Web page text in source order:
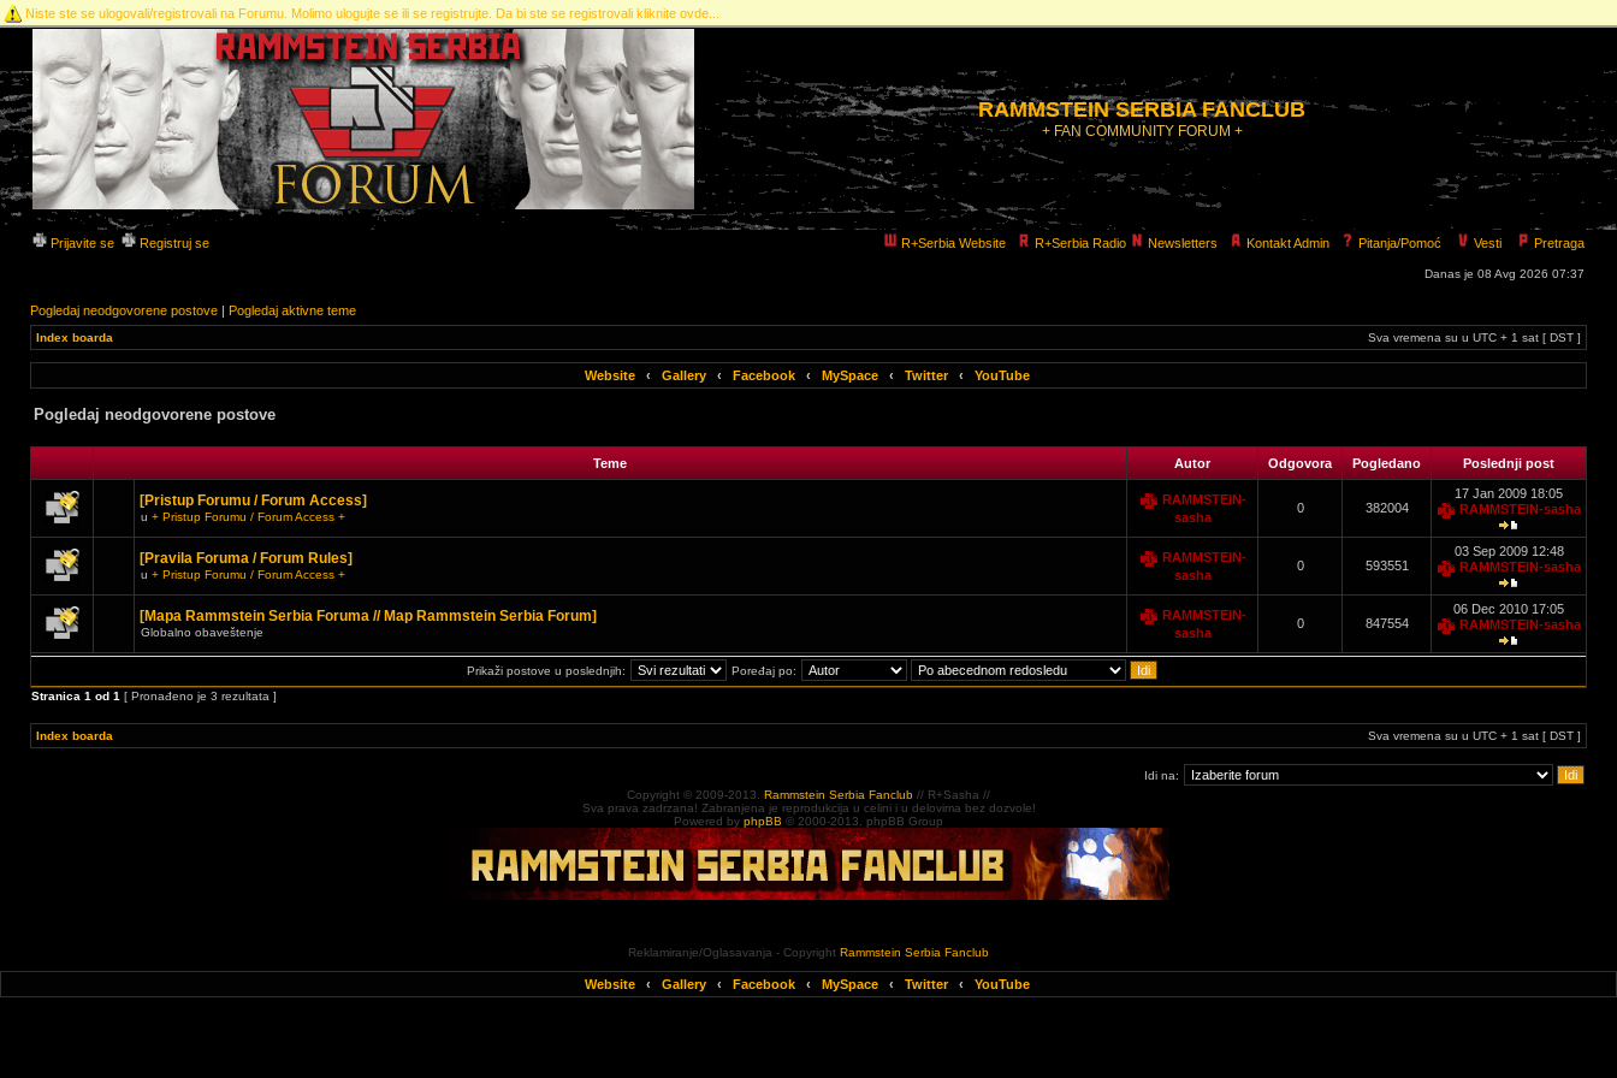
Niste ste se ulogovali/registrovali na Forumu. Molimo ulogujte se ili se registrujte. Da bi ste se registrovali kliknite ovde...
RAMMSTEIN SERBIA FANCLUB
+ FAN COMMUNITY FORUM +
Prijavite se Registruj se R+Serbia Website R+Serbia Radio Newsletters Kontakt Admin Pitanja/Pomoć Vesti Pretraga
Danas je 08 Avg 2026 07:37
Pogledaj neodgovorene postove | Pogledaj aktivne teme
Index boarda Sva vremena su u UTC + 1 sat [ DST ]
Website ‹ Gallery ‹ Facebook ‹ MySpace ‹ Twitter ‹ YouTube
Pogledaj neodgovorene postove
Teme Autor Odgovora Pogledano Poslednji post
[Pristup Forumu / Forum Access]
u + Pristup Forumu / Forum Access +
RAMMSTEIN-
sasha
0 382004
17 Jan 2009 18:05
RAMMSTEIN-sasha
[Pravila Foruma / Forum Rules]
u + Pristup Forumu / Forum Access +
RAMMSTEIN-
sasha
0 593551
03 Sep 2009 12:48
RAMMSTEIN-sasha
[Mapa Rammstein Serbia Foruma // Map Rammstein Serbia Forum]
Globalno obaveštenje
RAMMSTEIN-
sasha
0 847554
06 Dec 2010 17:05
RAMMSTEIN-sasha
Prikaži postove u poslednjih:
Poređaj po:
Stranica 1 od 1 [ Pronađeno je 3 rezultata ]
Index boarda Sva vremena su u UTC + 1 sat [ DST ]
Idi na:
Copyright © 2009-2013. Rammstein Serbia Fanclub // R+Sasha //
Sva prava zadrzana! Zabranjena je reprodukcija u celini i u delovima bez dozvole!
Powered by phpBB © 2000-2013. phpBB Group
Reklamiranje/Oglasavanja - Copyright Rammstein Serbia Fanclub
Website ‹ Gallery ‹ Facebook ‹ MySpace ‹ Twitter ‹ YouTube